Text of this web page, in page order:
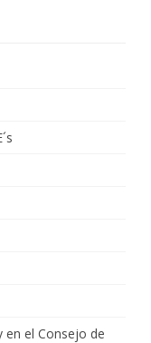
en el Consejo de